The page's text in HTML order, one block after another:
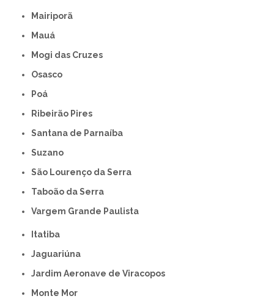
Mairiporã
Mauá
Mogi das Cruzes
Osasco
Poá
Ribeirão Pires
Santana de Parnaíba
Suzano
São Lourenço da Serra
Taboão da Serra
Vargem Grande Paulista
Itatiba
Jaguariúna
Jardim Aeronave de Viracopos
Monte Mor